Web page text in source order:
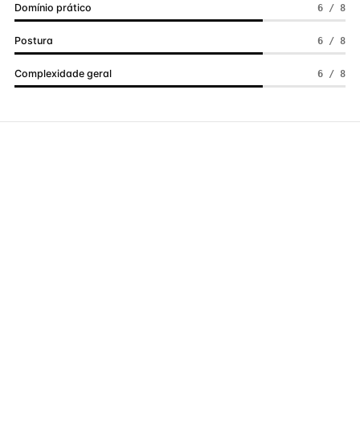
Domínio prático 6 / 8
Postura 6 / 8
Complexidade geral 6 / 8